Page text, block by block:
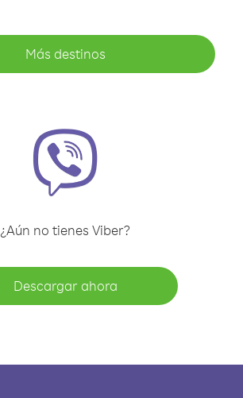
Más destinos
¿Aún no tienes Viber?
Descargar ahora